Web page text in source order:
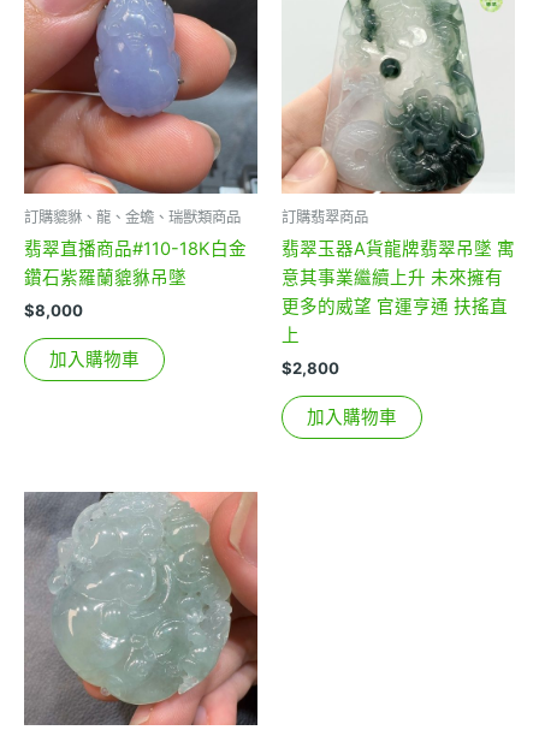
訂購貔貅、龍、金蟾、瑞獸類商品
翡翠直播商品#110-18K白金
鑽石紫羅蘭貔貅吊墜
$8,000
加入購物車
訂購翡翠商品
翡翠玉器A貨龍牌翡翠吊墜 寓
意其事業繼續上升 未來擁有
更多的威望 官運亨通 扶搖直
上
$2,800
加入購物車